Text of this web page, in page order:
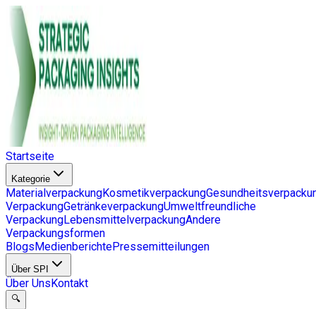
Startseite
Kategorie
MaterialverpackungKosmetikverpackung
VerpackungGetränkeverpackungUmweltfreundliche
VerpackungLebensmittelverpackungAndere
Verpackungsformen
BlogsMedienberichtePressemitteilungen
Über SPI
Über UnsKontakt
🔍